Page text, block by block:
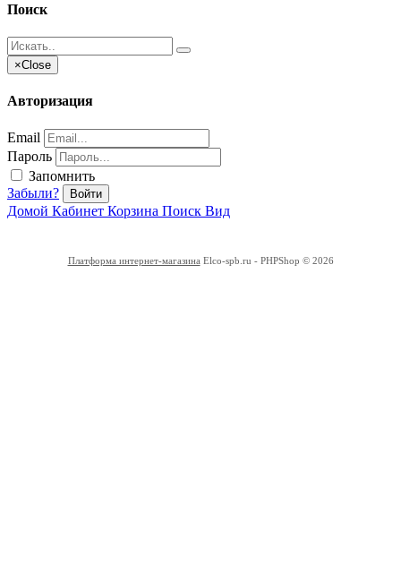
Поиск
×Close
Авторизация
Email
Пароль
Запомнить
Забыли?
Войти
Домой Кабинет Корзина Поиск Вид
Платформа интернет-магазина Elco-spb.ru - PHPShop © 2026